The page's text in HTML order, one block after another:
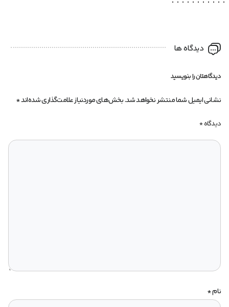
دیدگاه ها
دیدگاهتان را بنویسید
نشانی ایمیل شما منتشر نخواهد شد.بخش‌های موردنیاز علامت‌گذاری شده‌اند*
دیدگاه*
نام*